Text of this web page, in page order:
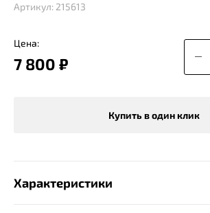
Цена:
7 800 ₽
Купить в один клик
Артикул: 215613
Характеристики